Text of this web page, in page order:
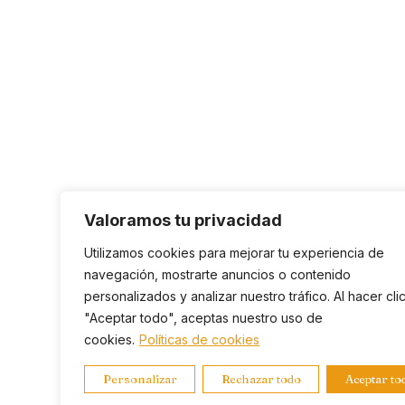
Valoramos tu privacidad
Utilizamos cookies para mejorar tu experiencia de
navegación, mostrarte anuncios o contenido
personalizados y analizar nuestro tráfico. Al hacer
"Aceptar todo", aceptas nuestro uso de
cookies. Políticas de cookies
Personalizar Rechazar todo Aceptar